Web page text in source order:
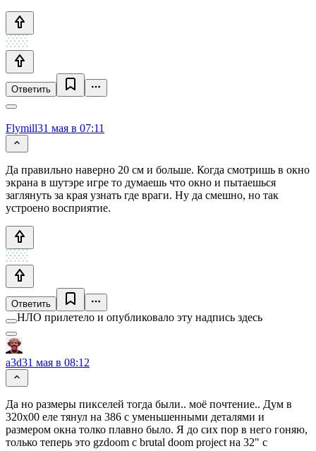
Ответить
Flymill31 мая в 07:11
Да правильно наверно 20 см и больше. Когда смотришь в окно
экрана в шутэре игре то думаешь что окно и пытаешься
заглянуть за края узнать где враги. Ну да смешно, но так
устроено восприятие.
Ответить
НЛО прилетело и опубликовало эту надпись здесь
a3d31 мая в 08:12
Да но размеры пикселей тогда были.. моё почтение.. Дум в
320х00 еле тянул на 386 с уменьшенными деталями и
размером окна толко плавно было. Я до сих пор в него гоняю,
только теперь это gzdoom с brutal doom project на 32" с